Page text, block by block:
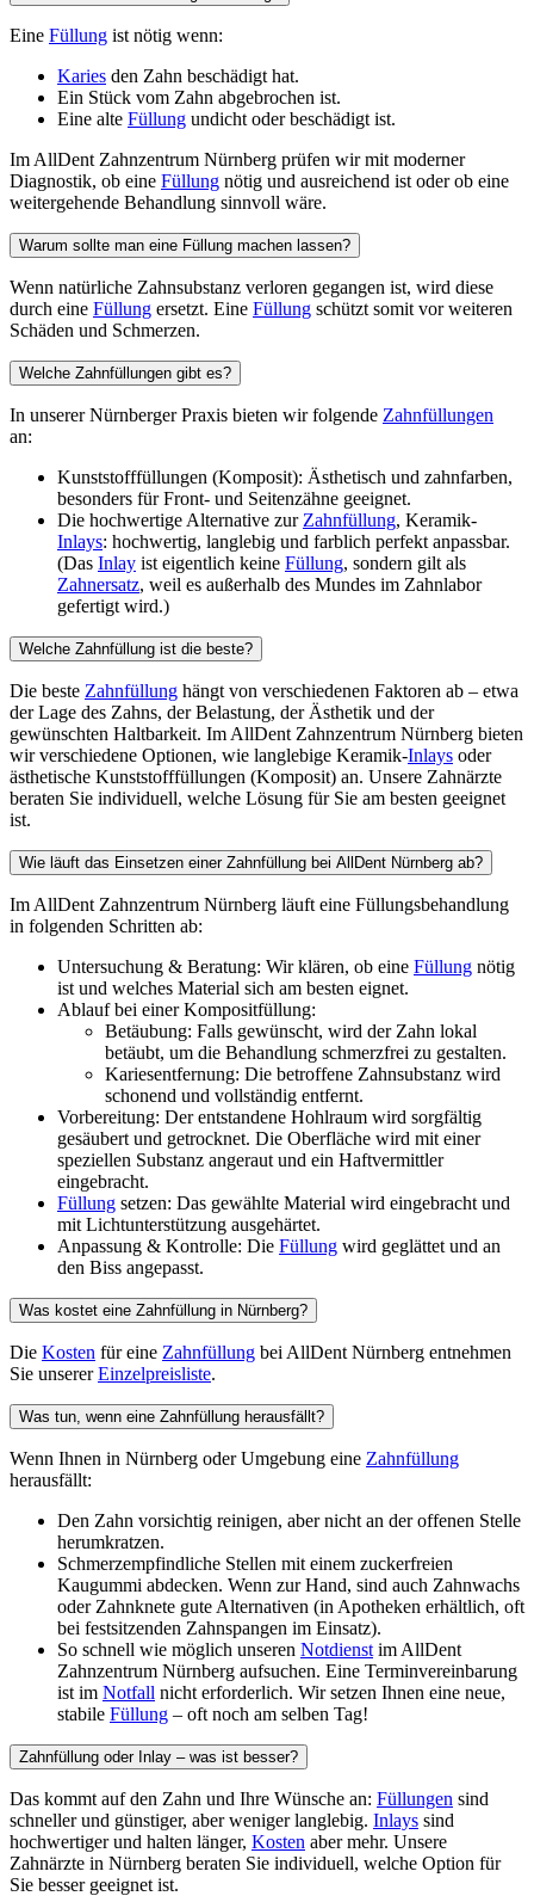
Eine Füllung ist nötig wenn:
Karies den Zahn beschädigt hat.
Ein Stück vom Zahn abgebrochen ist.
Eine alte Füllung undicht oder beschädigt ist.
Im AllDent Zahnzentrum Nürnberg prüfen wir mit moderner
Diagnostik, ob eine Füllung nötig und ausreichend ist oder ob eine
weitergehende Behandlung sinnvoll wäre.
Warum sollte man eine Füllung machen lassen?
Wenn natürliche Zahnsubstanz verloren gegangen ist, wird diese
durch eine Füllung ersetzt. Eine Füllung schützt somit vor weiteren
Schäden und Schmerzen.
Welche Zahnfüllungen gibt es?
In unserer Nürnberger Praxis bieten wir folgende Zahnfüllungen
an:
Kunststofffüllungen (Komposit): Ästhetisch und zahnfarben,
besonders für Front- und Seitenzähne geeignet.
Die hochwertige Alternative zur Zahnfüllung, Keramik-
Inlays: hochwertig, langlebig und farblich perfekt anpassbar.
(Das Inlay ist eigentlich keine Füllung, sondern gilt als
Zahnersatz, weil es außerhalb des Mundes im Zahnlabor
gefertigt wird.)
Welche Zahnfüllung ist die beste?
Die beste Zahnfüllung hängt von verschiedenen Faktoren ab – etwa
der Lage des Zahns, der Belastung, der Ästhetik und der
gewünschten Haltbarkeit. Im AllDent Zahnzentrum Nürnberg bieten
wir verschiedene Optionen, wie langlebige Keramik-Inlays oder
ästhetische Kunststofffüllungen (Komposit) an. Unsere Zahnärzte
beraten Sie individuell, welche Lösung für Sie am besten geeignet
ist.
Wie läuft das Einsetzen einer Zahnfüllung bei AllDent Nürnberg ab?
Im AllDent Zahnzentrum Nürnberg läuft eine Füllungsbehandlung
in folgenden Schritten ab:
Untersuchung & Beratung: Wir klären, ob eine Füllung nötig
ist und welches Material sich am besten eignet.
Ablauf bei einer Kompositfüllung:
Betäubung: Falls gewünscht, wird der Zahn lokal
betäubt, um die Behandlung schmerzfrei zu gestalten.
Kariesentfernung: Die betroffene Zahnsubstanz wird
schonend und vollständig entfernt.
Vorbereitung: Der entstandene Hohlraum wird sorgfältig
gesäubert und getrocknet. Die Oberfläche wird mit einer
speziellen Substanz angeraut und ein Haftvermittler
eingebracht.
Füllung setzen: Das gewählte Material wird eingebracht und
mit Lichtunterstützung ausgehärtet.
Anpassung & Kontrolle: Die Füllung wird geglättet und an
den Biss angepasst.
Was kostet eine Zahnfüllung in Nürnberg?
Die Kosten für eine Zahnfüllung bei AllDent Nürnberg entnehmen
Sie unsererEinzelpreisliste.
Was tun, wenn eine Zahnfüllung herausfällt?
Wenn Ihnen in Nürnberg oder Umgebung eine Zahnfüllung
herausfällt:
Den Zahn vorsichtig reinigen, aber nicht an der offenen Stelle
herumkratzen.
Schmerzempfindliche Stellen mit einem zuckerfreien
Kaugummi abdecken. Wenn zur Hand, sind auch Zahnwachs
oder Zahnknete gute Alternativen (in Apotheken erhältlich, oft
bei festsitzenden Zahnspangen im Einsatz).
So schnell wie möglich unseren Notdienst im AllDent
Zahnzentrum Nürnberg aufsuchen. Eine Terminvereinbarung
ist im Notfall nicht erforderlich. Wir setzen Ihnen eine neue,
stabile Füllung – oft noch am selben Tag!
Zahnfüllung oder Inlay – was ist besser?
Das kommt auf den Zahn und Ihre Wünsche an: Füllungen sind
schneller und günstiger, aber weniger langlebig. Inlays sind
hochwertiger und halten länger, Kosten aber mehr. Unsere
Zahnärzte in Nürnberg beraten Sie individuell, welche Option für
Sie besser geeignet ist.